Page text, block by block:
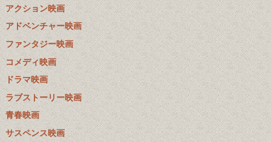
アクション映画
アドベンチャー映画
ファンタジー映画
コメディ映画
ドラマ映画
ラブストーリー映画
青春映画
サスペンス映画